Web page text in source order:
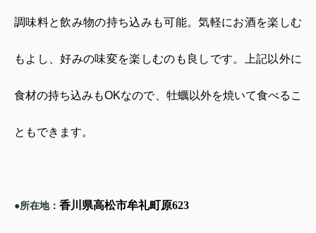
調味料と飲み物の持ち込みも可能。気軽にお酒を楽しむ
もよし、好みの味変を楽しむのも良しです。上記以外に
食材の持ち込みもOKなので、牡蠣以外を焼いて食べるこ
ともできます。
●所在地： 香川県高松市牟礼町原623